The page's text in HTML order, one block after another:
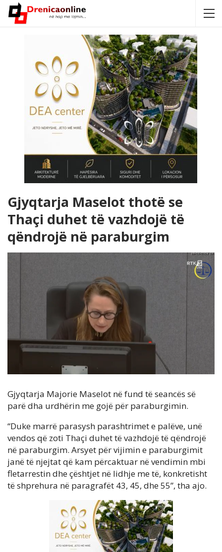
Gjyqtarja Maselot thotë se
Thaçi duhet të vazhdojë të
qëndrojë në paraburgim
Gjyqtarja Majorie Maselot në fund të seancës së
parë dha urdhërin me gojë për paraburgimin.
“Duke marrë parasysh parashtrimet e palëve, unë
vendos që zoti Thaçi duhet të vazhdojë të qëndrojë
në paraburgim. Arsyet për vijimin e paraburgimit
janë të njejtat që kam përcaktuar në vendimin mbi
fletarrestin dhe çështjet në lidhje me të, konkretisht
të shprehura në paragrafët 43, 45, dhe 55”, tha ajo.